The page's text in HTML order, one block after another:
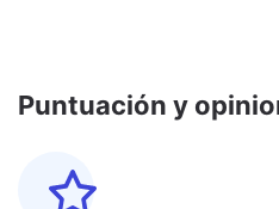
Puntuación y